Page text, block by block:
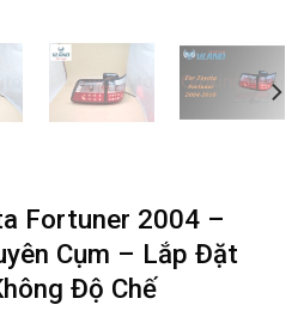
Fortuner 2004 –
Cụm – Lắp Đặt
Độ Chế